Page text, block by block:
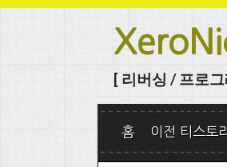
[ 리버싱 / 프로
홈 이전 티스토리